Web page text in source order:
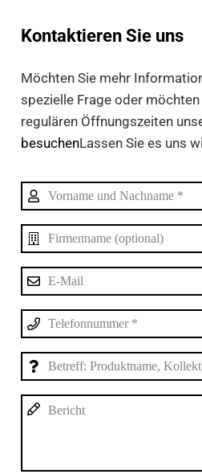
Kontaktieren Sie uns
Möchten Sie mehr
spezielle Frage oder
regulären Öffnungszeiten
besuchenLassen Sie es uns